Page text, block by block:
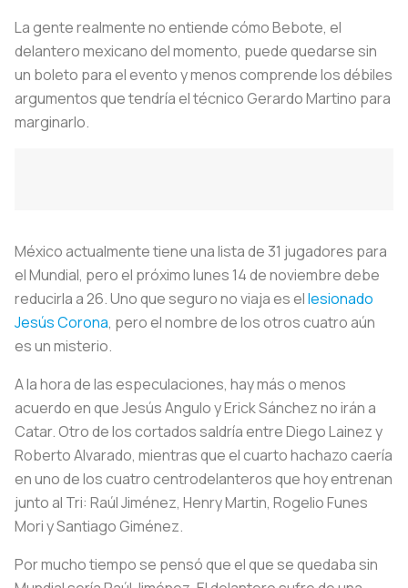
La gente realmente no entiende cómo Bebote, el
delantero mexicano del momento, puede quedarse sin
un boleto para el evento y menos comprende los débiles
argumentos que tendría el técnico Gerardo Martino para
marginarlo.
México actualmente tiene una lista de 31 jugadores para
el Mundial, pero el próximo lunes 14 de noviembre debe
reducirla a 26. Uno que seguro no viaja es ellesionado
Jesús Corona, pero el nombre de los otros cuatro aún
es un misterio.
A la hora de las especulaciones, hay más o menos
acuerdo en que Jesús Angulo y Erick Sánchez no irán a
Catar. Otro de los cortados saldría entre Diego Lainez y
Roberto Alvarado, mientras que el cuarto hachazo caería
en uno de los cuatro centrodelanteros que hoy entrenan
junto al Tri: Raúl Jiménez, Henry Martin, Rogelio Funes
Mori y Santiago Giménez.
Por mucho tiempo se pensó que el que se quedaba sin